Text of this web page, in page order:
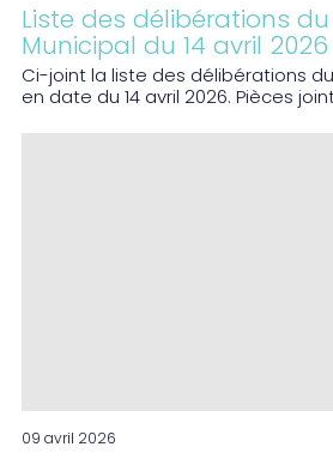
Liste des délibérations
Municipal du 14 avril 2026
Ci-joint la liste des délibérations
en date du 14 avril 2026. Pièces
09 avril 2026